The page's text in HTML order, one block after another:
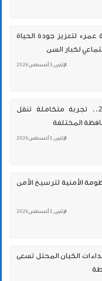
عمر» لتعزيز جودة الحياة
لكبار السن
الإثنين , 3 أغسطس 2026
موسم ظفار 2026.. تجربة متكاملة تنقل
المختلفة
الإثنين , 3 أغسطس 2026
الأمنية لترسيخ الأمن
الإثنين , 3 أغسطس 2026
الكيان المحتل تسعى